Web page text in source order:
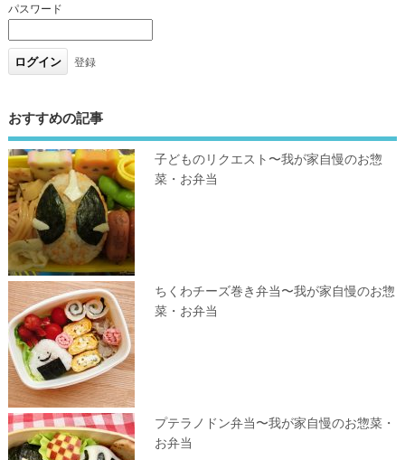
パスワード
登録
おすすめの記事
子どものリクエスト〜我が家自慢のお惣
菜・お弁当
ちくわチーズ巻き弁当〜我が家自慢のお惣
菜・お弁当
プテラノドン弁当〜我が家自慢のお惣菜・
お弁当